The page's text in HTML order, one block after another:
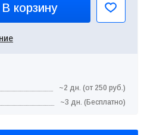
В корзину
~2 дн. (от 250 руб.)
~3 дн. (Бесплатно)